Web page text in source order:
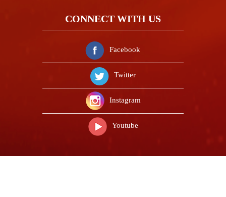
CONNECT WITH US
Facebook
Twitter
Instagram
Youtube